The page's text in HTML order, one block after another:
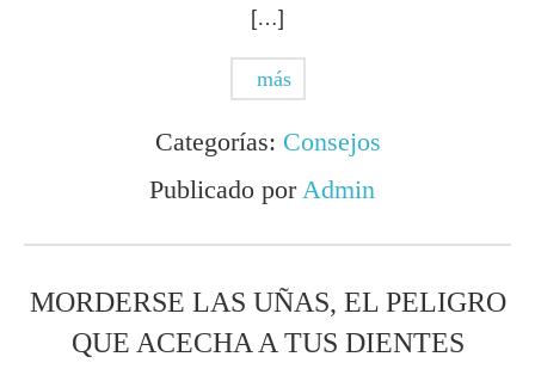
[…]
más
Categorías: Consejos
Publicado porAdmin
MORDERSE LAS UÑAS, EL PELIGRO
QUE ACECHA A TUS DIENTES